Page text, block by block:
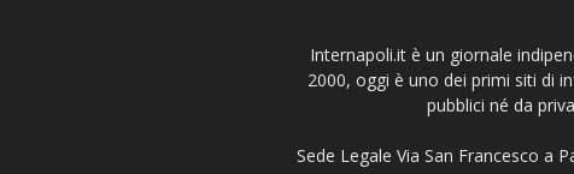
Internapoli.it è un giornale
2000, oggi è uno dei primi siti di
pubblici né da
Sede Legale Via San Francesco a